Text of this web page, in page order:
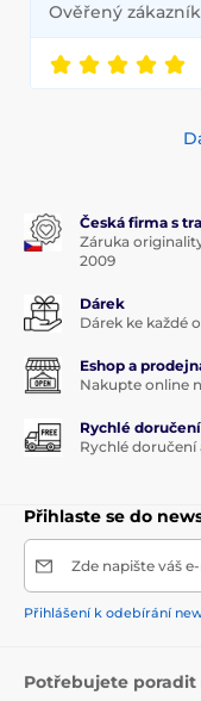
Ověřený zákazník,
Česká firma s
Záruka
2009
Dárek
Dárek ke každé
Eshop a
Nakupte online
Rychlé
Rychlé doručení
Přihlaste se do
Zde napište váš
Přihlášení k odebírání
Potřebujete poradit